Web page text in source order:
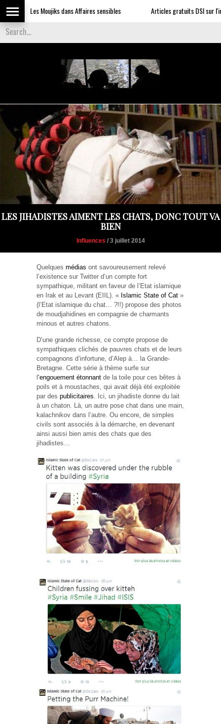
Les Moujiks dans Affaires sensibles Articles gratuits DSI sur l'influence
LES JIHADISTES AIMENT LES CHATS, DONC TOUT VA
BIEN
Influences / 3 juillet 2014
Quelques médias ont savoureusement relevé
l’existence sur Twitter d’un compte fort
sympathique, militant en faveur de l’Etat islamique
en Irak et au Levant (EIIL). « Islamic State of Cat »
(l’Etat islamique du chat… ?!!) propose des photos
de moudjahidines en compagnie de charmants
minous et autres chatons.
D’une grande richesse, ce compte propose de
sympathiques clichés de pauvres chats et de leurs
compagnons d’infortune, d’Alep à… la Grande-
Bretagne. Cette série à thème surfe sur
‘engouement étonnant de la toile pour ces bêtes à
poils et à moustaches, qui avait déjà été exploitée
par des publicitaires. Ici, un jihadiste donne du lait
à un chaton. Là, un autre pose chat dans une main,
kalachnikov dans l’autre. Ou encore, de simples
civils sont associés à la démarche, en devenant
ainsi aussi bien amis des chats que des
jihadistes…